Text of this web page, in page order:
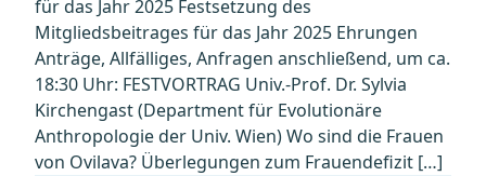
für das Jahr 2025 Festsetzung des
Mitgliedsbeitrages für das Jahr 2025 Ehrungen
Anträge, Allfälliges, Anfragen anschließend, um ca.
18:30 Uhr: FESTVORTRAG Univ.-Prof. Dr. Sylvia
Kirchengast (Department für Evolutionäre
Anthropologie der Univ. Wien) Wo sind die Frauen
von Ovilava? Überlegungen zum Frauendefizit […]